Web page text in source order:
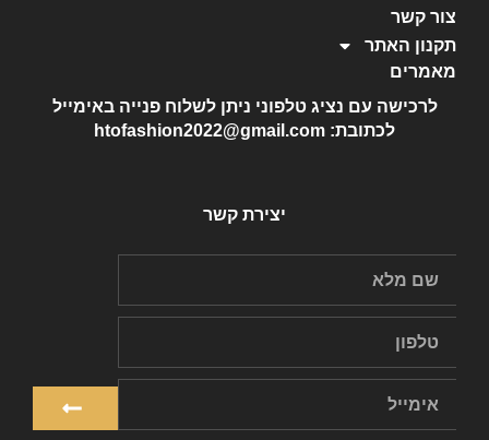
צור קשר
תקנון האתר
מאמרים
לרכישה עם נציג טלפוני ניתן לשלוח פנייה באימייל
לכתובת: htofashion2022@gmail.com
יצירת קשר